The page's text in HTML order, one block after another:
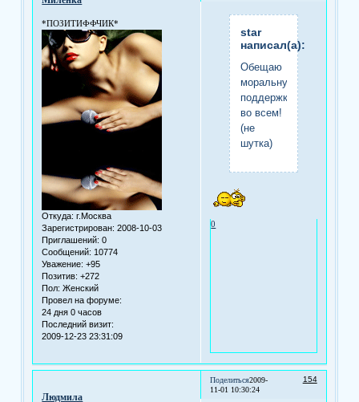
*ПОЗИТИФФЧИК*
Откуда: г.Москва
Зарегистрирован: 2008-10-03
Приглашений: 0
Сообщений: 10774
Уважение: +95
Позитив: +272
Пол: Женский
Провел на форуме:
24 дня 0 часов
Последний визит:
2009-12-23 23:31:09
star
написал(а):
Обещаю
моральную
поддержку
во всем!
(не
шутка)
0
Поделиться 154
2009-
11-01 10:30:24
Людмила